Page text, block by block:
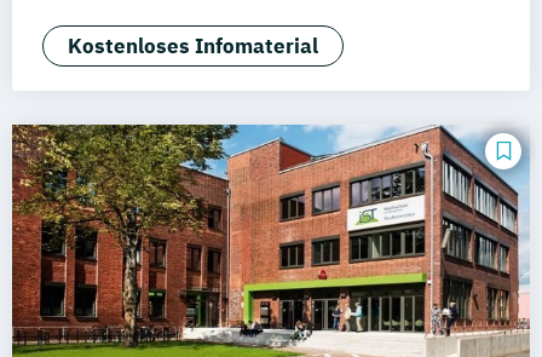
Braunschweig
Kostenloses Infomaterial